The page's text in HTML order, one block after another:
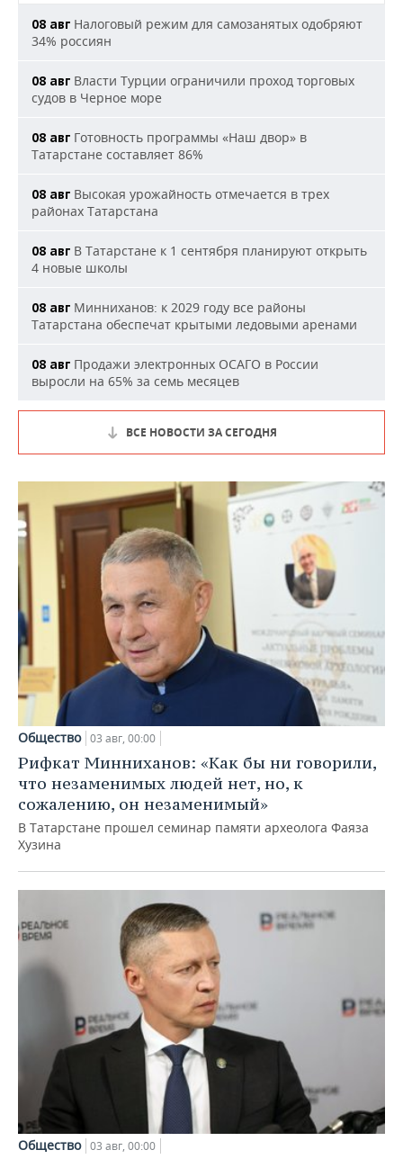
08 авг Налоговый режим для самозанятых одобряют
34% россиян
08 авг Власти Турции ограничили проход торговых
судов в Черное море
08 авг Готовность программы «Наш двор» в
Татарстане составляет 86%
08 авг Высокая урожайность отмечается в трех
районах Татарстана
08 авг В Татарстане к 1 сентября планируют открыть
4 новые школы
08 авг Минниханов: к 2029 году все районы
Татарстана обеспечат крытыми ледовыми аренами
08 авг Продажи электронных ОСАГО в России
выросли на 65% за семь месяцев
ВСЕ НОВОСТИ ЗА СЕГОДНЯ
Общество 03 авг, 00:00
Рифкат Минниханов: «Как бы ни говорили,
что незаменимых людей нет, но, к
сожалению, он незаменимый»
В Татарстане прошел семинар памяти археолога Фаяза
Хузина
Общество 03 авг, 00:00